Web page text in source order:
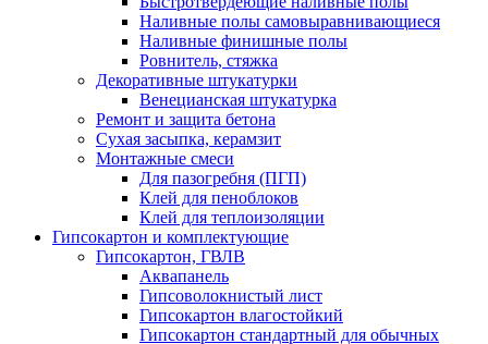
Наливные полы самовыравнивающиеся
Наливные финишные полы
Ровнитель, стяжка
Декоративные штукатурки
Венецианская штукатурка
Ремонт и защита бетона
Сухая засыпка, керамзит
Монтажные смеси
Для пазогребня (ПГП)
Клей для пеноблоков
Клей для теплоизоляции
Гипсокартон и комплектующие
Гипсокартон, ГВЛВ
Аквапанель
Гипсоволокнистый лист
Гипсокартон влагостойкий
Гипсокартон стандартный для обычных